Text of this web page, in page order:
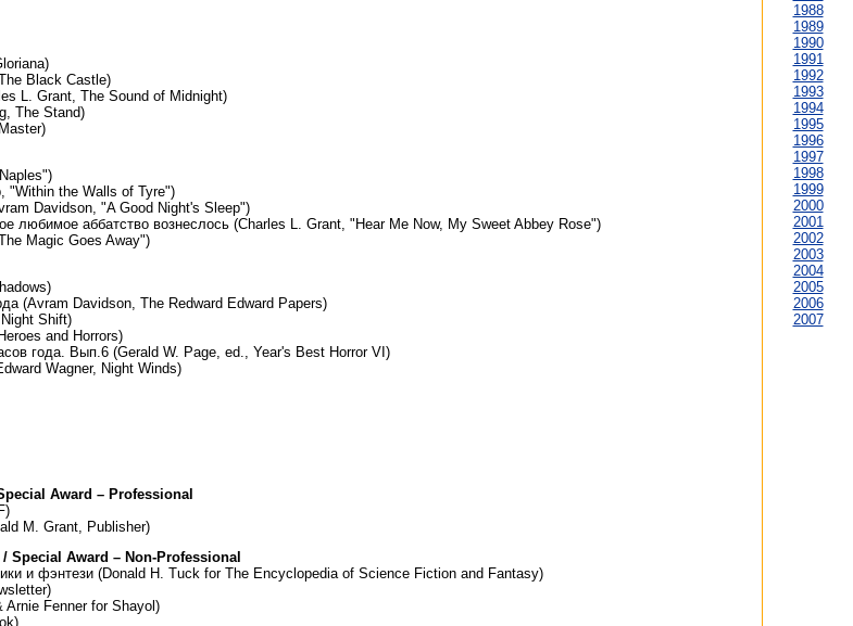
Black Castle)
L. Grant, The Sound of Midnight)
The Stand)
"Within the Walls of Tyre")
Davidson, "A Good Night's Sleep")
любимое аббатство вознеслось (Charles L. Grant, "Hear Me Now, My Sweet Abbey Rose")
Magic Goes Away")
(Avram Davidson, The Redward Edward Papers)
Shift)
and Horrors)
года. Вып.6 (Gerald W. Page, ed., Year's Best Horror VI)
Wagner, Night Winds)
Award – Professional
M. Grant, Publisher)
Award – Non-Professional
и фэнтези (Donald H. Tuck for The Encyclopedia of Science Fiction and Fantasy)
Fenner for Shayol)
1988
1989
1990
1991
1992
1993
1994
1995
1996
1997
1998
1999
2000
2001
2002
2003
2004
2005
2006
2007